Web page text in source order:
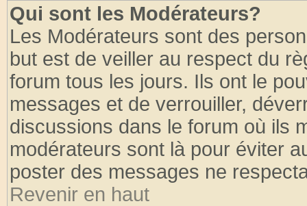
Qui sont les Modérateurs?
Les Modérateurs sont des
but est de veiller au respect du
forum tous les jours. Ils ont le
messages et de verrouiller,
discussions dans le forum où ils
modérateurs sont là pour éviter
poster des messages ne
Revenir en haut